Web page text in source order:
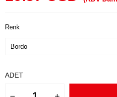
Renk
ADET